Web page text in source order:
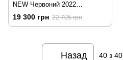
NEW Червоний 2022
Гідравлика
19 300 грн 22 705 грн
Назад 40з 40